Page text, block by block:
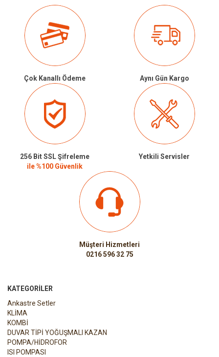
Çok Kanallı Ödeme Aynı Gün Kargo
256 Bit SSL Şifreleme
ile %100 Güvenlik
Yetkili Servisler
Müşteri Hizmetleri
0216 596 32 75
KATEGORILER
Ankastre Setler
KLİMA
KOMBİ
DUVAR TİPİ YOĞUŞMALI KAZAN
POMPA/HİDROFOR
ISI POMPASI